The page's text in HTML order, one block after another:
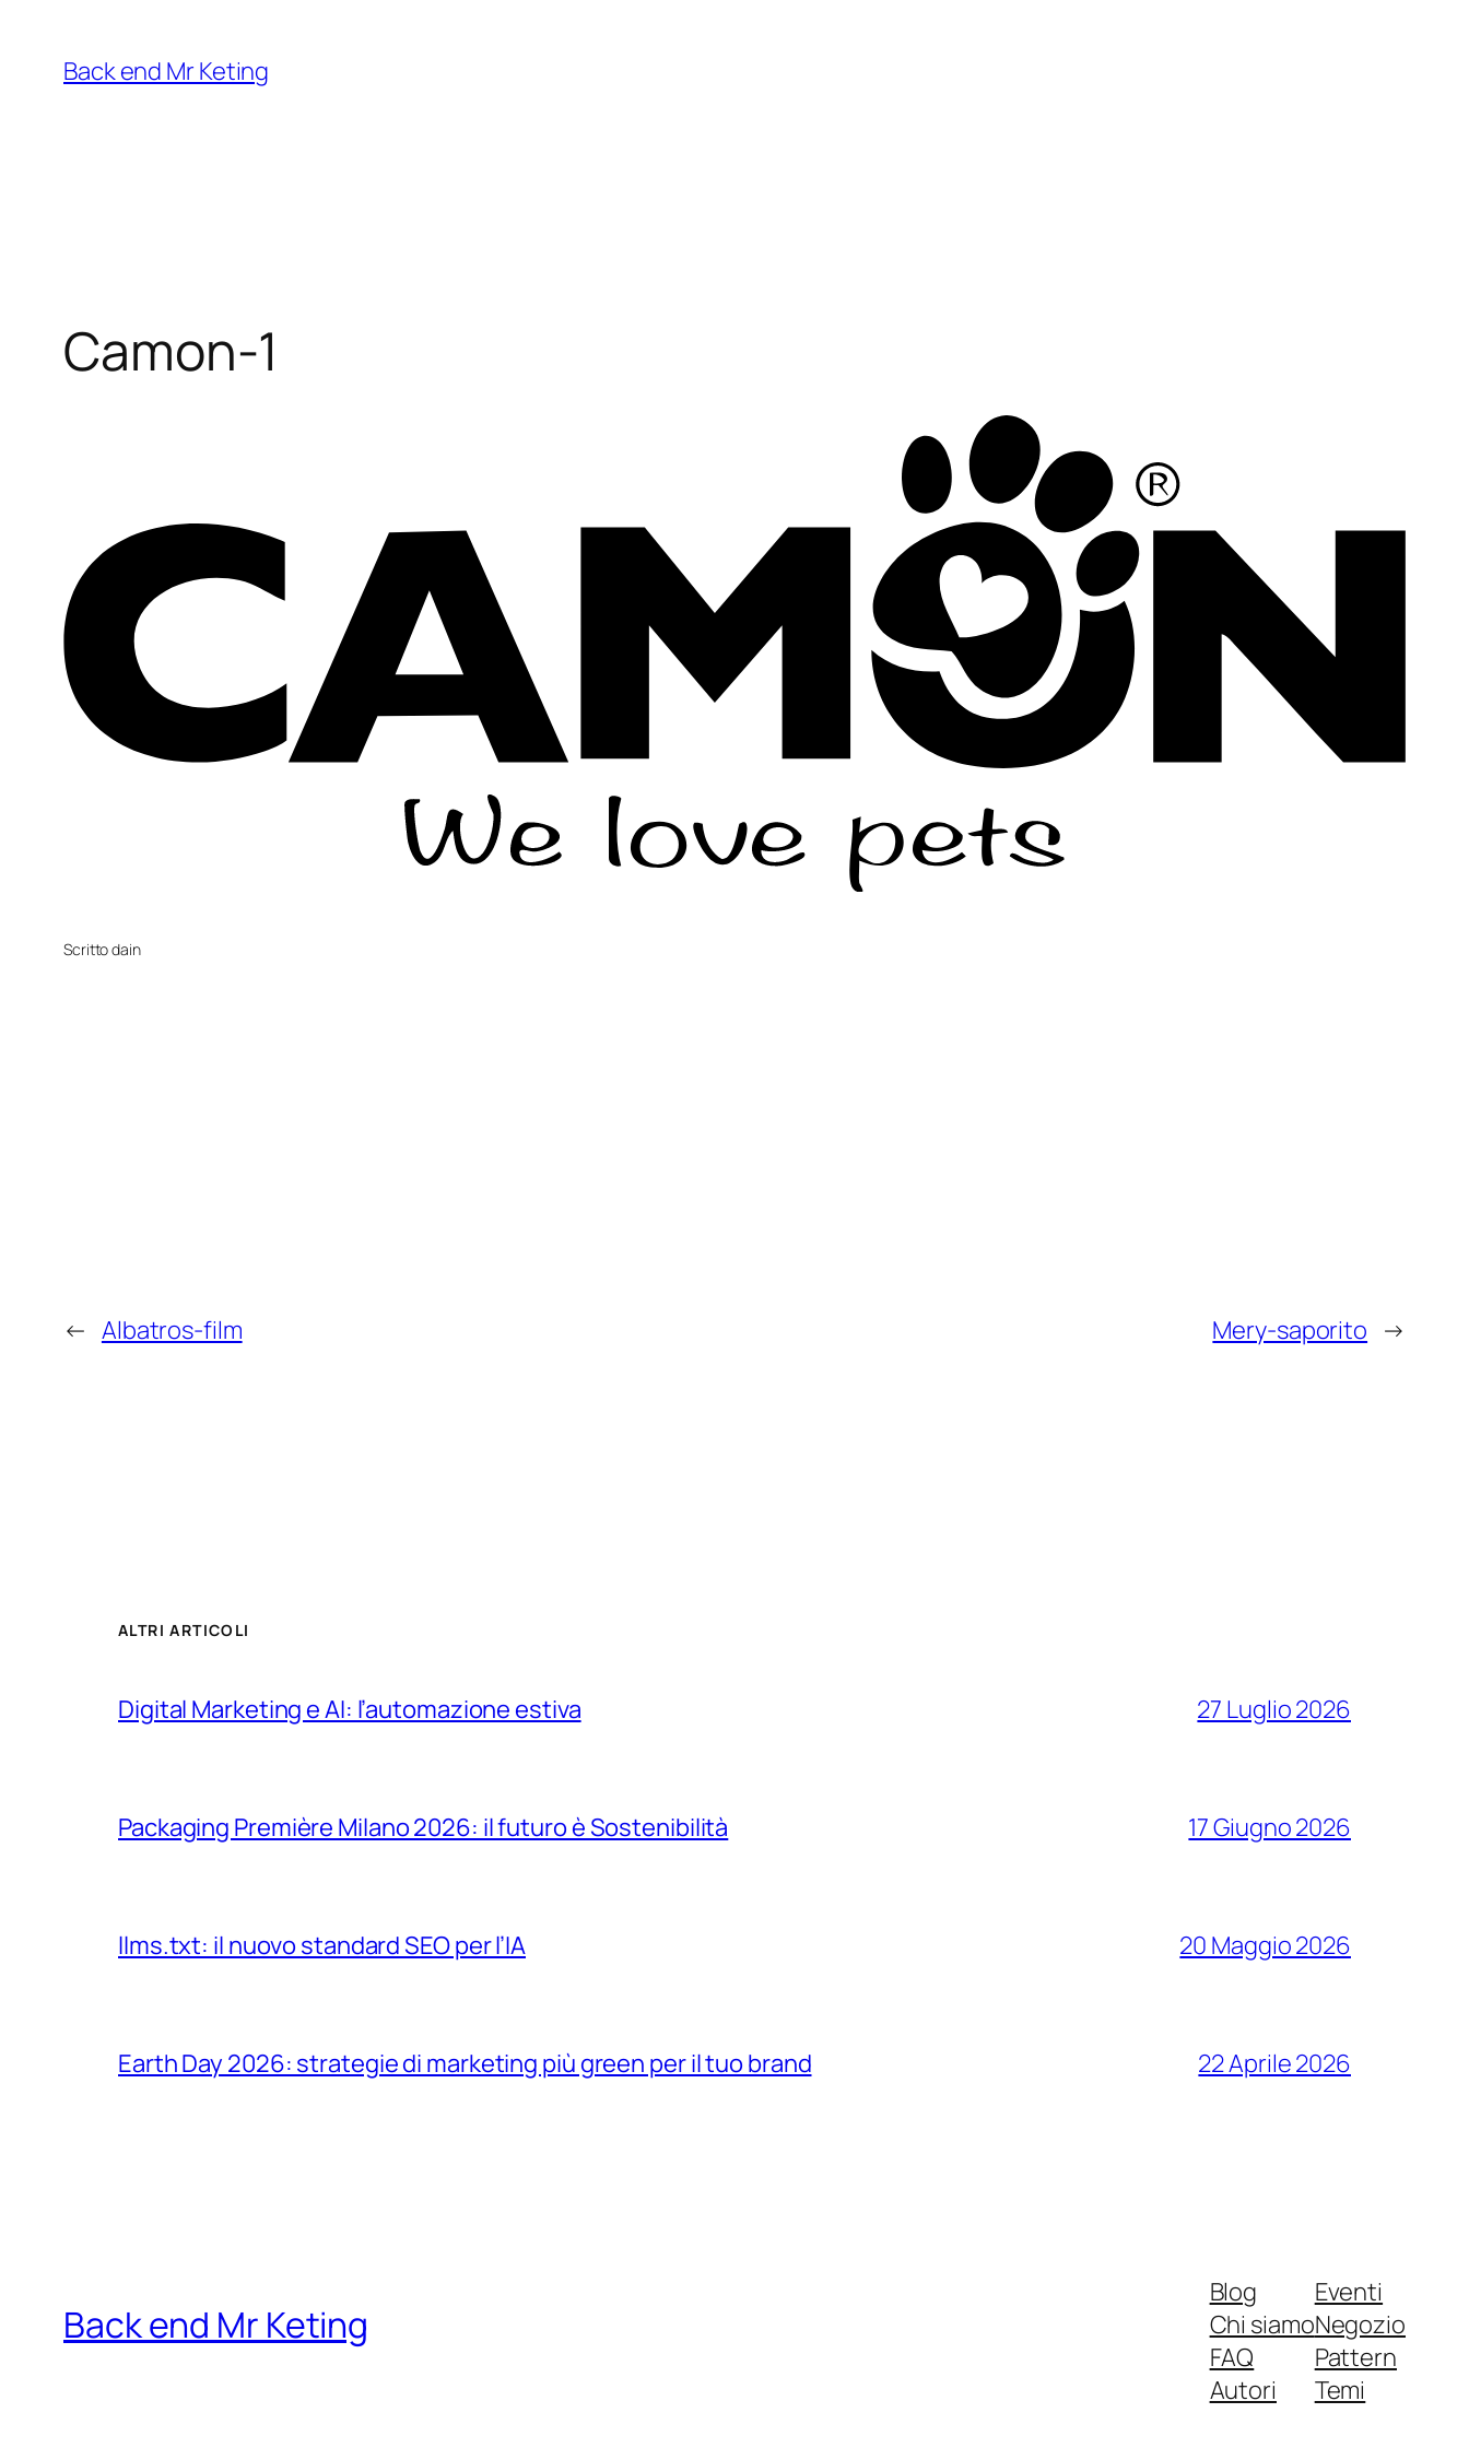
contenuto
Back end Mr Keting
Camon-1
Scritto dain
← Albatros-film Mery-saporito →
ALTRI ARTICOLI
Digital Marketing e AI: l’automazione estiva 27 Luglio 2026
Packaging Première Milano 2026: il futuro è Sostenibilità 17 Giugno 2026
llms.txt: il nuovo standard SEO per l’IA 20 Maggio 2026
Earth Day 2026: strategie di marketing più green per il tuo brand 22 Aprile 2026
Back end Mr Keting
Blog
Chi siamo
FAQ
Autori
Eventi
Negozio
Pattern
Temi